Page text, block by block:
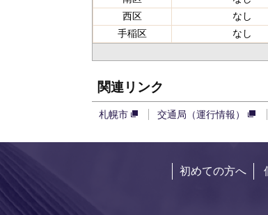
西区
なし
手稲区
なし
関連リンク
札幌市 交通局（運行情報）
初めての方へ